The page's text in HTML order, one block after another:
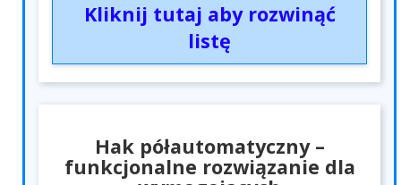
Kliknij tutaj aby rozwinąć
listę
Hak półautomatyczny –
funkcjonalne rozwiązanie dla